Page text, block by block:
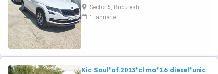
vertical. La 253.000 km s-a efectuat revizie cu
facturi la: ulei+filtre, plăcute frână, rulment
spate, schimbat ulei dsg , cutie transfer, grup
Sector 5, Bucuresti
1 ianuarie
Kia Soul*af.2013*clima*1.6 diesel*unic